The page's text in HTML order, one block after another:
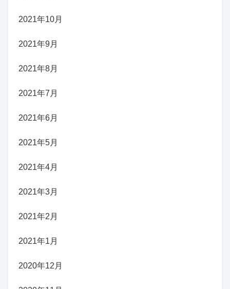
2021年10月
2021年9月
2021年8月
2021年7月
2021年6月
2021年5月
2021年4月
2021年3月
2021年2月
2021年1月
2020年12月